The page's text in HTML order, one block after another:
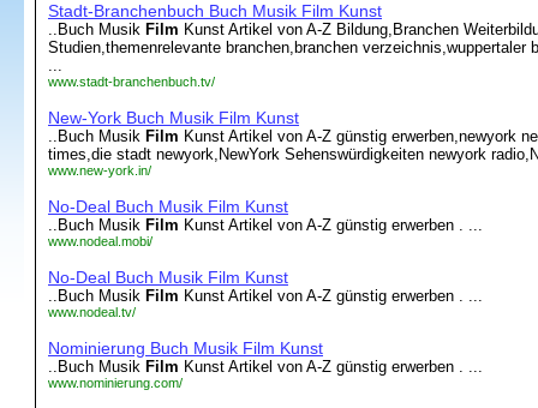
Stadt-Branchenbuch Buch Musik Film Kunst
..Buch Musik Film Kunst Artikel von A-Z Bildung,Branchen
Studien,themenrelevante branchen,branchen verzeichnis,wuppertaler
...
www.stadt-branchenbuch.tv/
New-York Buch Musik Film Kunst
..Buch Musik Film Kunst Artikel von A-Z günstig erwerben,newyork
times,die stadt newyork,NewYork Sehenswürdigkeiten newyork
www.new-york.in/
No-Deal Buch Musik Film Kunst
..Buch Musik Film Kunst Artikel von A-Z günstig erwerben . ...
www.nodeal.mobi/
No-Deal Buch Musik Film Kunst
..Buch Musik Film Kunst Artikel von A-Z günstig erwerben . ...
www.nodeal.tv/
Nominierung Buch Musik Film Kunst
..Buch Musik Film Kunst Artikel von A-Z günstig erwerben . ...
www.nominierung.com/